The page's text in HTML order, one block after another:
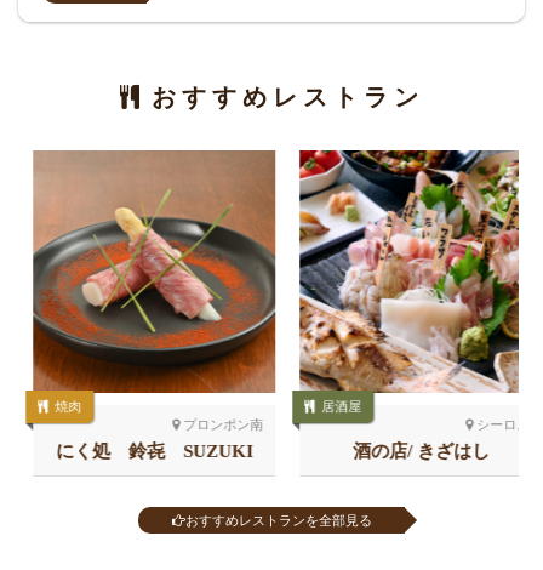
おすすめレストラン
プロンポン南
焼肉
にく処 鈴㐂 SUZUKI
シーロム
居酒屋
酒の店/ きざはし
おすすめレストランを全部見る